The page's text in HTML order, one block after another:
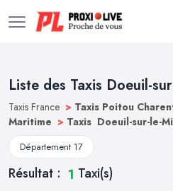
Liste des Taxis Doeuil-
Taxis France > Taxis Poitou
Maritime > Taxis Doeuil-sur-le-
Département 17
Résultat : 1 Taxi(s)